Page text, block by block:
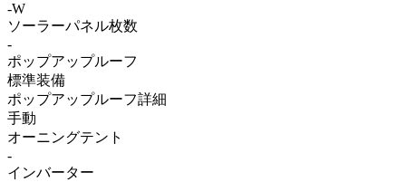
-W
ソーラーパネル枚数
-
ポップアップルーフ
標準装備
ポップアップルーフ詳細
手動
オーニングテント
-
インバーター